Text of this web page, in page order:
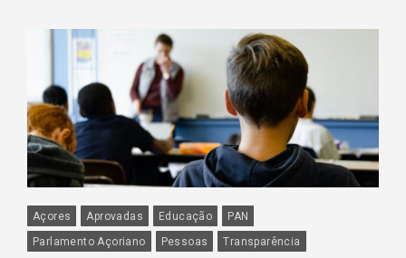
Açores Aprovadas Educação
PAN
Parlamento Açoriano
Pessoas Transparência